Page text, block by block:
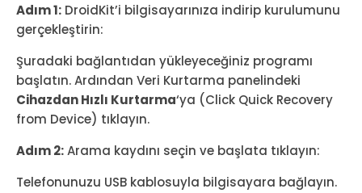
Adım 1: DroidKit’i bilgisayarınıza indirip kurulumunu
gerçekleştirin:
Şuradaki bağlantıdan yükleyeceğiniz programı
başlatın. Ardından Veri Kurtarma panelindeki
Cihazdan Hızlı Kurtarma‘ya (Click Quick Recovery
from Device) tıklayın.
Adım 2:Arama kaydını seçin ve başlata tıklayın:
Telefonunuzu USB kablosuyla bilgisayara bağlayın.